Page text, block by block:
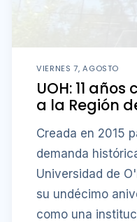
VIERNES 7, AGOSTO
UOH: 11
a la Región
Creada en 2015
demanda
Universidad de
su undécimo
como una